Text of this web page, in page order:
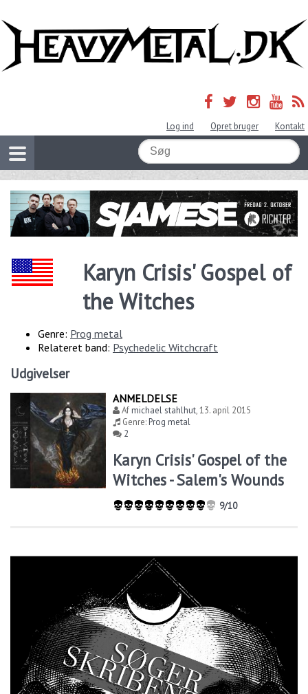
Log ind Opret bruger Kontakt
Karyn Crisis' Gospel of
the Witches
Genre: Prog metal
Relateret band: Psychedelic Witchcraft
Udgivelser
ANMELDELSE
Afmichael stahlhut,13. april 2015
Genre:Prog metal
2
Karyn Crisis' Gospel of the
Witches - Salem's Wounds
9/10